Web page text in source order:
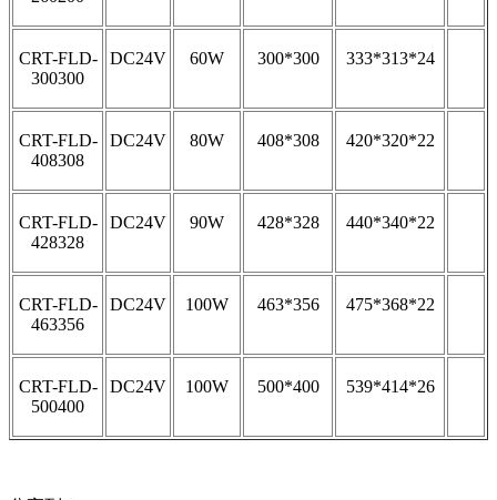
CRT-FLD-
300300
DC24V 60W 300*300 333*313*24
CRT-FLD-
408308
DC24V 80W 408*308 420*320*22
CRT-FLD-
428328
DC24V 90W 428*328 440*340*22
CRT-FLD-
463356
DC24V 100W 463*356 475*368*22
CRT-FLD-
500400
DC24V 100W 500*400 539*414*26